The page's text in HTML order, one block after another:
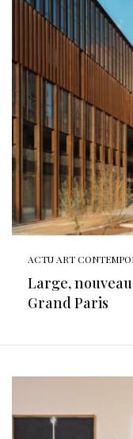
ACTU ART
Large,
Grand Paris